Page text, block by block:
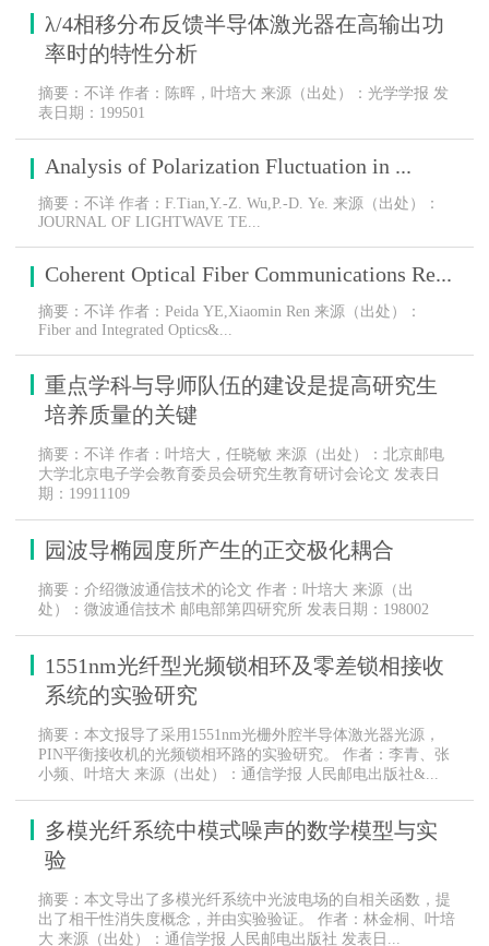
λ/4相移分布反馈半导体激光器在高输出功
率时的特性分析
摘要：不详 作者：陈晖，叶培大 来源（出处）：光学学报 发
表日期：199501
Analysis of Polarization Fluctuation in ...
摘要：不详 作者：F.Tian,Y.-Z. Wu,P.-D. Ye. 来源（出处）：
JOURNAL OF LIGHTWAVE TE...
Coherent Optical Fiber Communications Re...
摘要：不详 作者：Peida YE,Xiaomin Ren 来源（出处）：
Fiber and Integrated Optics&...
重点学科与导师队伍的建设是提高研究生
培养质量的关键
摘要：不详 作者：叶培大，任晓敏 来源（出处）：北京邮电
大学北京电子学会教育委员会研究生教育研讨会论文 发表日
期：19911109
园波导椭园度所产生的正交极化耦合
摘要：介绍微波通信技术的论文 作者：叶培大 来源（出
处）：微波通信技术 邮电部第四研究所 发表日期：198002
1551nm光纤型光频锁相环及零差锁相接收
系统的实验研究
摘要：本文报导了采用1551nm光栅外腔半导体激光器光源，
PIN平衡接收机的光频锁相环路的实验研究。 作者：李青、张
小频、叶培大 来源（出处）：通信学报 人民邮电出版社&...
多模光纤系统中模式噪声的数学模型与实
验
摘要：本文导出了多模光纤系统中光波电场的自相关函数，提
出了相干性消失度概念，并由实验验证。 作者：林金桐、叶培
大 来源（出处）：通信学报 人民邮电出版社 发表日...